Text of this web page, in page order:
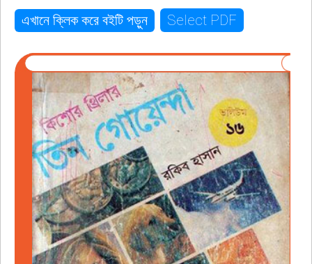
এখানে ক্লিক করে বইটি পড়ুন Select PDF